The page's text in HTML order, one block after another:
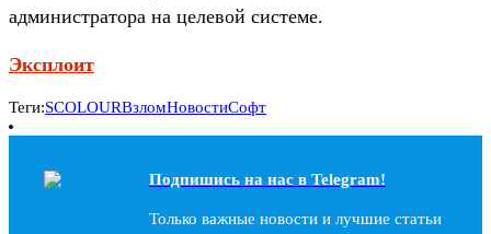
администратора на целевой системе.
Эксплоит
Теги:SCOLOURВзломНовостиСофт
Подпишись на наc в Telegram!
Только важные новости и лучшие статьи